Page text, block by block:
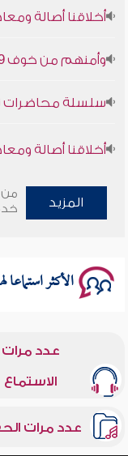
سلسلة محاضرات
المزيد
من
الأكثر استماعا
عدد مرات
الاستماع
عدد مرات